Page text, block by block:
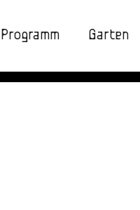
Programm Garten